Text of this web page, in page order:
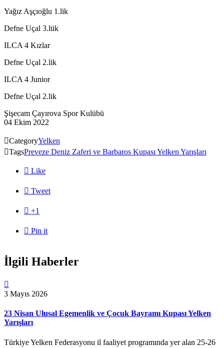
Yağız Aşçıoğlu 1.lik
Defne Uçal 3.lük
ILCA 4 Kızlar
Defne Uçal 2.lik
ILCA 4 Junior
Defne Uçal 2.lik
Şişecam Çayırova Spor Kulübü
04 Ekim 2022
CategoryYelken
TagsPreveze Deniz Zaferi ve Barbaros Kupası Yelken Yarışları
 Like
 Tweet
 +1
 Pin it
İlgili Haberler

3 Mayıs 2026
23 Nisan Ulusal Egemenlik ve Çocuk Bayramı Kupası Yelken
Yarışları
Türkiye Yelken Federasyonu il faaliyet programında yer alan 25-26